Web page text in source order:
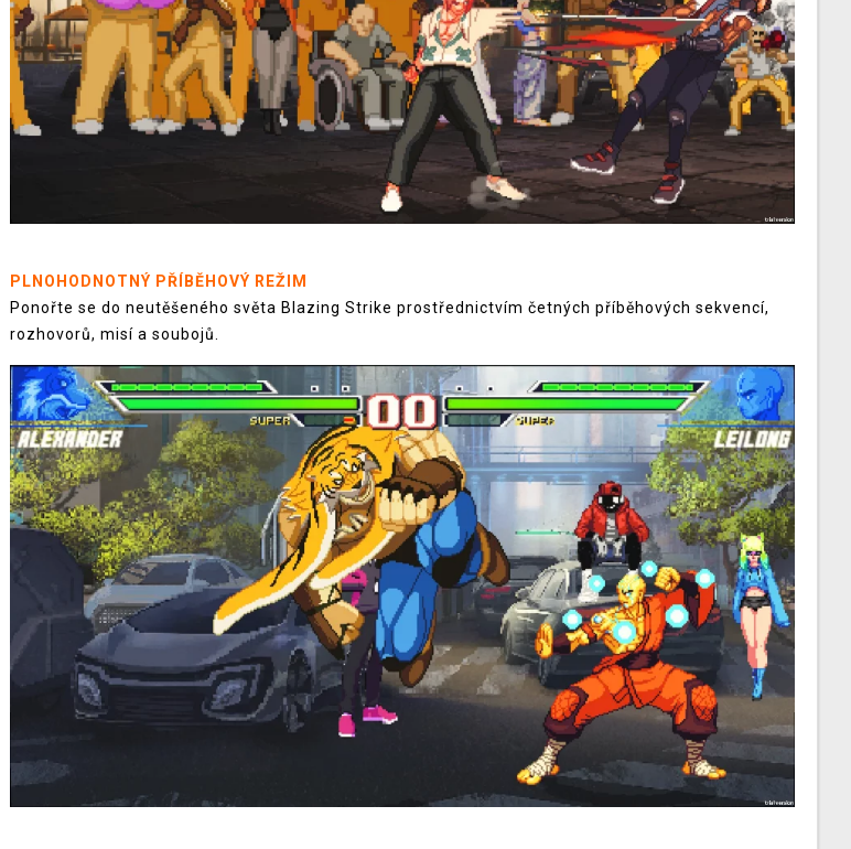
PLNOHODNOTNÝ PŘÍBĚHOVÝ REŽIM
Ponořte se do neutěšeného světa Blazing Strike prostřednictvím četných příběhových sekvencí,
rozhovorů, misí a soubojů.